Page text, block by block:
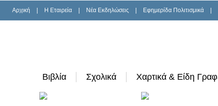
Αρχική H Εταιρεία Νέα Εκδηλώσεις Εφημερίδα Πολιτισμικά
Βιβλία Σχολικά Χαρτικά & Είδη